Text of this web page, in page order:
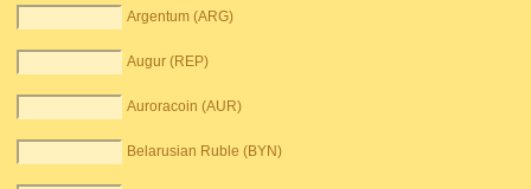
Argentum (ARG)
Augur (REP)
Auroracoin (AUR)
Belarusian Ruble (BYN)